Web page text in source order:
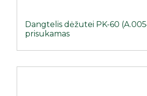
Dangtelis dėžutei PK-60
prisukamas